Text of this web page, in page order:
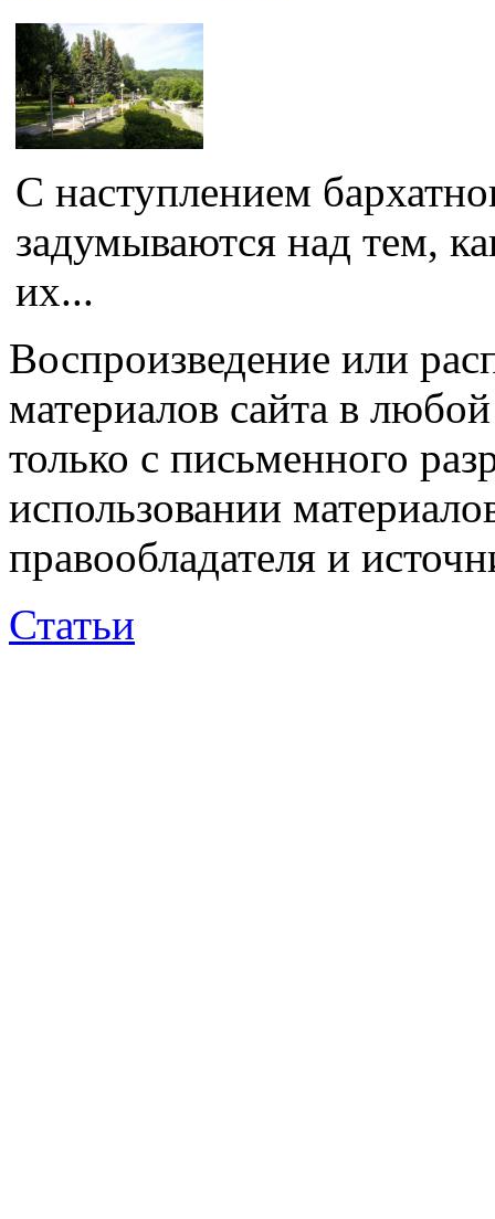
С наступлением
задумываются над тем,
их...
Воспроизведение или
материалов сайта в
только с письменного
использовании
правообладателя и
Статьи